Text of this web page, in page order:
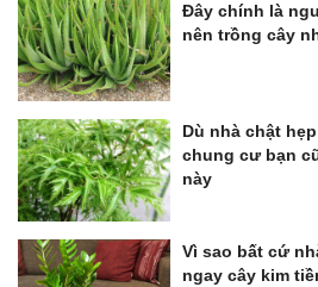
Đây chính là
nên trồng cây
Dù nhà chật
chung cư bạn
này
Vì sao bất cứ
ngay cây kim